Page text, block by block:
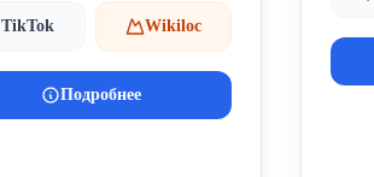
TikTok Wikiloc
Подробнее